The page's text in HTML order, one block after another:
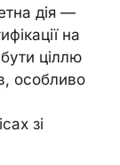
дія —
на
ціллю
особливо
зі